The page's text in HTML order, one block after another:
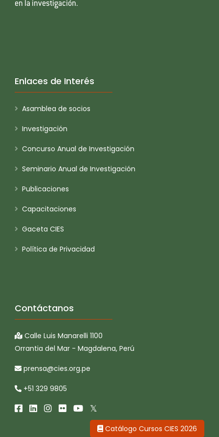
en la investigación.
Enlaces de Interés
Asamblea de socios
Investigación
Concurso Anual de Investigación
Seminario Anual de Investigación
Publicaciones
Capacitaciones
Gaceta CIES
Política de Privacidad
Contáctanos
Calle Luis Manarelli 1100
Orrantia del Mar - Magdalena, Perú
prensa@cies.org.pe
+51 329 9805
Catálogo Cursos CIES 2026